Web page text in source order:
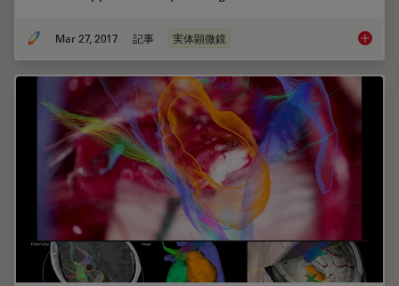
Mar 27, 2017 記事 実体顕微鏡 Rodent